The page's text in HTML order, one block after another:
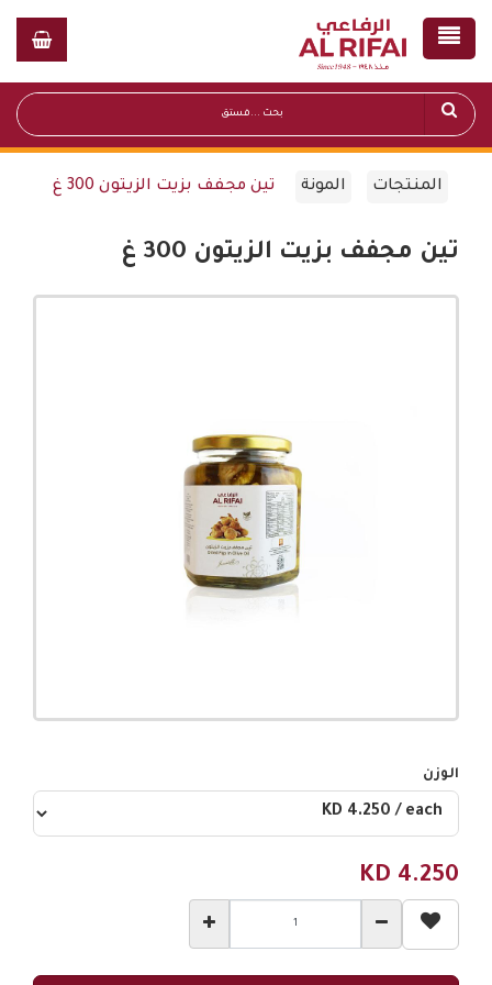
المنتجات المونة تين مجفف بزيت الزيتون 300 غ
تين مجفف بزيت الزيتون 300 غ
الوزن
KD 4.250